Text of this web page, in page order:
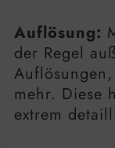
Auflösung:
der Regel
mehr. Diese
extrem